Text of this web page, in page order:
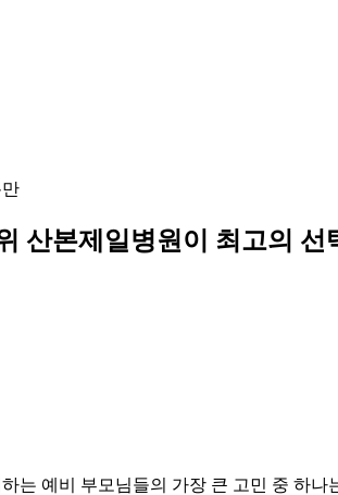
산본제일병원이 최고의 선
는 예비 부모님들의 가장 큰 고민 중 하